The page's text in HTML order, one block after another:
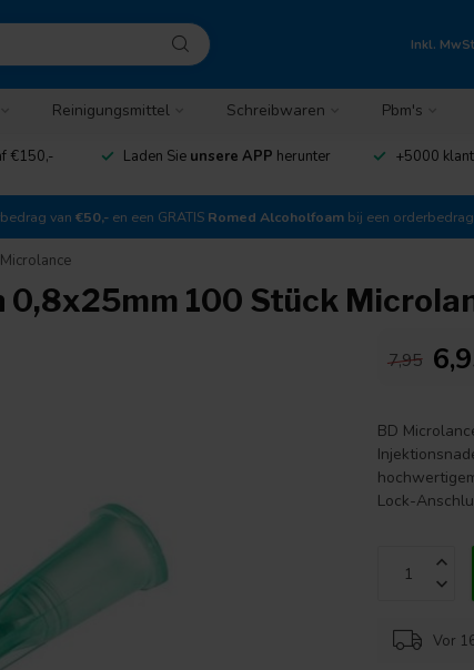
Inkl.
Reinigungsmittel Schreibwaren Pbm's
€150,- Laden Sie unsere APP herunter +5000
van €50,- en een GRATIS Romed Alcoholfoam bij een
0,8x25mm 100 Stück
7,95
BD
Lock-
Vor